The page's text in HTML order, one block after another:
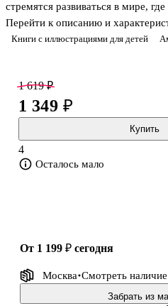
Книги с иллюстрациями для детей
стремятся развиваться в мире,
"Маленькие женщины" — это
семейных узах и стремлении
содержит удивительные и
художника Ким Джихёка.
Для широкого круга читателей.
Перейти к описанию и
1 619 ₽
1 349 ₽
Купить
4
Осталось мало
от 1 199 ₽ сегодня
Москва Смотреть наличие
Забрать из